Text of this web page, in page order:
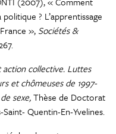
? L’apprentissage
», Sociétés &
action collective. Luttes
et chômeuses de 1997-
sexe,Thèse de Doctorat
Quentin-En-Yvelines.